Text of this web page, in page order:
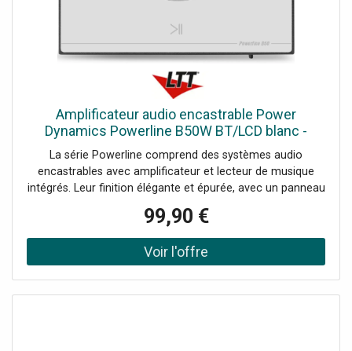
l'arrière de l'appareil, Entrée et sortie, Couleur: Finition
blanche brillante, Comprend un boîtier arrière et une
télécommande, Couleur du produit: Blanc, Options de
lecture: streaming BT, USB, MicroSD, entrée ligne,
Puissance de sortie: RMS @ 4 ohms par canal: 25 W,
Puissance de sortie: RMS @ 8 ohms par canal: 20 W,
Impédance: 4 ohms, 8 ohms, Réponse en fréquence: 20
Hz - 20 000 Hz, Rapport signal/bruit: >98 dB, THD
Amplificateur audio encastrable Power
Dynamics Powerline B50W BT/LCD blanc -
Installation amplificateurs
La série Powerline comprend des systèmes audio
encastrables avec amplificateur et lecteur de musique
intégrés. Leur finition élégante et épurée, avec un panneau
entendiez le son sans le voir. Tous les câbles et
connexions sont dissimulés dans les murs, hors de vue et
sans risque de trébucher. Profitez de votre musique
99,90 €